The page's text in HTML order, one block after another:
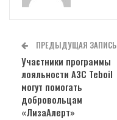
ПРЕДЫДУЩАЯ ЗАПИСЬ
Участники программы
лояльности АЗС Teboil
могут помогать
добровольцам
«ЛизаАлерт»